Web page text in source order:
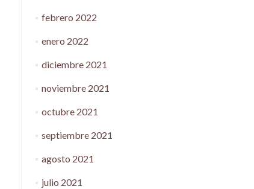
febrero 2022
enero 2022
diciembre 2021
noviembre 2021
octubre 2021
septiembre 2021
agosto 2021
julio 2021